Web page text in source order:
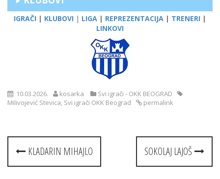
IGRAČI | KLUBOVI | LIGA | REPREZENTACIJA | TRENERI |
LINKOVI
10.03.2026. kosarka
Svi igrači - OKK BEOGRAD
Milivojević Stevica, Svi igrači OKK Beograd permalink
Post
navigation
KLADARIN MIHAJLO SOKOLAJ LAJOŠ